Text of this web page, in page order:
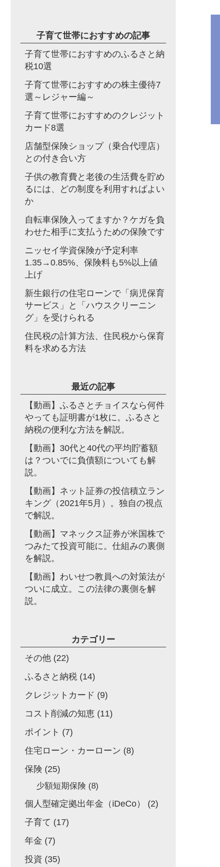
子育て世帯におすすめの記事
子育て世帯におすすめのふるさと納
税10選
子育て世帯におすすめの株主優待7
選～レジャー編～
子育て世帯におすすめのクレジット
カード8選
店舗型保険ショップ（乗合代理店）
との付き合い方
子供の教育費と老後の生活費を貯め
るには、どの制度を利用すればよい
か
自転車保険入ってますか？ケガを負
わせた相手に支払うための保険です
ニッセイ学資保険が予定利率
1.35→0.85%、保険料も5%以上値
上げ
新生銀行の住宅ローンで「病児保育
サービス」と「ハウスクリーニン
グ」を受けられる
住民税の計算方法、住民税から保育
料を求める方法
最近の記事
【動画】ふるさとチョイスなら何件
やっても証明書が1枚に。ふるさと
納税の便利な方法を解説。
【動画】30代と40代の平均貯蓄額
は？ついでに負債額についても解
説。
【動画】ネット証券の投信積立ラン
キング（2021年5月）。独自の視点
で解説。
【動画】マネックス証券が米国株で
つみたて投資可能に。仕組みの裏側
を解説。
【動画】わいせつ教員への対策法が
ついに成立。この法律の裏側を解
説。
カテゴリー
その他 (22)
ふるさと納税 (14)
クレジットカード (9)
コスト削減の知恵 (11)
ポイント (7)
住宅ローン・カーローン (8)
保険 (25)
少額短期保険 (8)
個人型確定拠出年金（iDeCo）
(2)
子育て (17)
年金 (7)
投資 (35)